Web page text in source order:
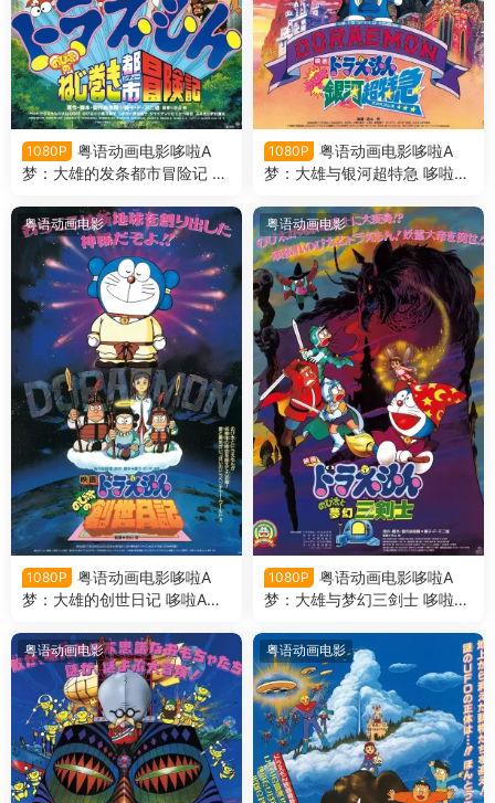
1080P
粤语动画电影哆啦A
梦：大雄的发条都市冒险记 哆
市冒险记粤语版
1080P
粤语动画电影哆啦A
梦：大雄与银河超特急 哆啦A
粤语版
粤语动画电影
1080P
粤语动画电影哆啦A
梦：大雄的创世日记 哆啦A梦
版
粤语动画电影
1080P
粤语动画电影哆啦A
梦：大雄与梦幻三剑士 哆啦A
粤语版
粤语动画电影 粤语动画电影